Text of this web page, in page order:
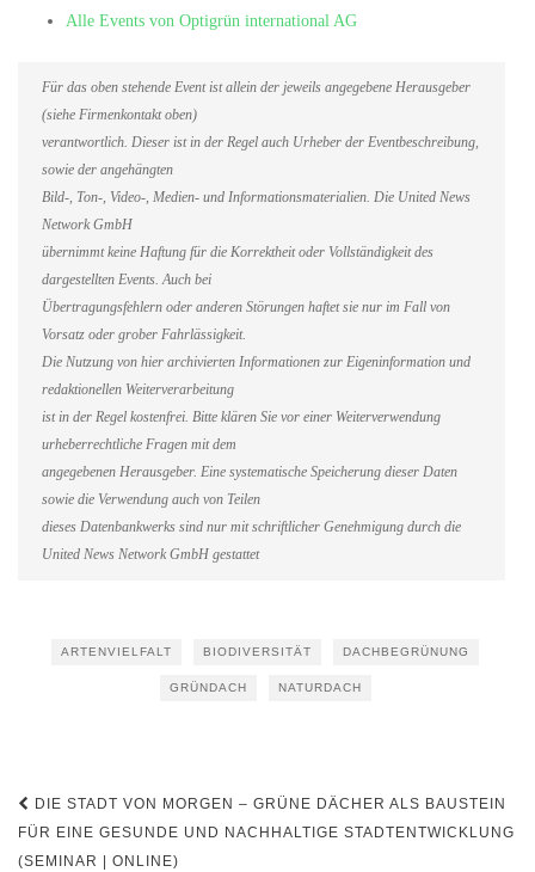
Alle Events von Optigrün international AG
Für das oben stehende Event ist allein der jeweils angegebene Herausgeber
(siehe Firmenkontakt oben)
verantwortlich. Dieser ist in der Regel auch Urheber der Eventbeschreibung,
sowie der angehängten
Bild-, Ton-, Video-, Medien- und Informationsmaterialien. Die United News
Network GmbH
übernimmt keine Haftung für die Korrektheit oder Vollständigkeit des
dargestellten Events. Auch bei
Übertragungsfehlern oder anderen Störungen haftet sie nur im Fall von
Vorsatz oder grober Fahrlässigkeit.
Die Nutzung von hier archivierten Informationen zur Eigeninformation und
redaktionellen Weiterverarbeitung
ist in der Regel kostenfrei. Bitte klären Sie vor einer Weiterverwendung
urheberrechtliche Fragen mit dem
angegebenen Herausgeber. Eine systematische Speicherung dieser Daten
sowie die Verwendung auch von Teilen
dieses Datenbankwerks sind nur mit schriftlicher Genehmigung durch die
United News Network GmbH gestattet
ARTENVIELFALT BIODIVERSITÄT DACHBEGRÜNUNG
GRÜNDACH NATURDACH
Beitragsnavigation
DIE STADT VON MORGEN – GRÜNE DÄCHER ALS BAUSTEIN
FÜR EINE GESUNDE UND NACHHALTIGE STADTENTWICKLUNG
(SEMINAR | ONLINE)